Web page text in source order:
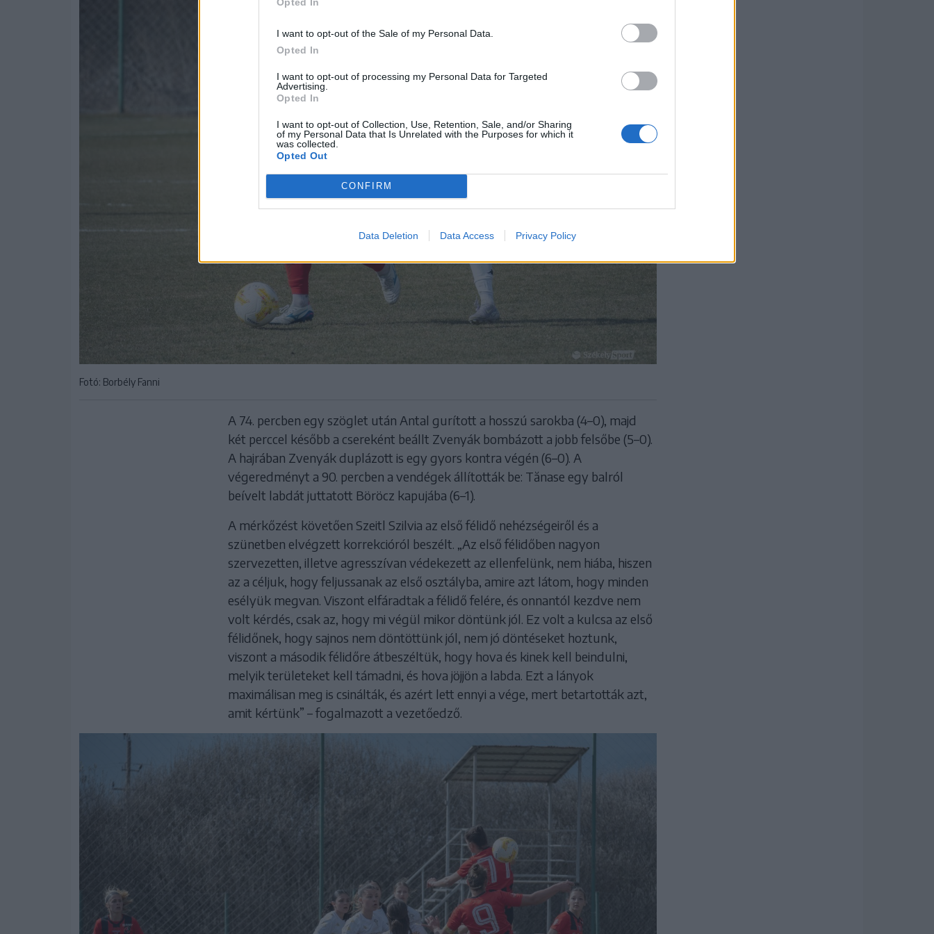
I want to opt-out of the Sale of my Personal Data.
Opted In
I want to opt-out of processing my Personal Data for Targeted
Advertising.
Opted In
I want to opt-out of Collection, Use, Retention, Sale, and/or Sharing
of my Personal Data that Is Unrelated with the Purposes for which it
was collected.
Opted Out
CONFIRM
Data Deletion Data Access Privacy Policy
Fotó: Borbély Fanni
A 74. percben egy szöglet után Antal gurított a hosszú sarokba (4–0), majd
két perccel később a csereként beállt Zvenyák bombázott a jobb felsőbe (5–0).
A hajrában Zvenyák duplázott is egy gyors kontra végén (6–0). A
végeredményt a 90. percben a vendégek állították be: Tănase egy balról
beívelt labdát juttatott Böröcz kapujába (6–1).
A mérkőzést követően Szeitl Szilvia az első félidő nehézségeiről és a
szünetben elvégzett korrekcióról beszélt. „Az első félidőben nagyon
szervezetten, illetve agresszívan védekezett az ellenfelünk, nem hiába, hiszen
az a céljuk, hogy feljussanak az első osztályba, amire azt látom, hogy minden
esélyük megvan. Viszont elfáradtak a félidő felére, és onnantól kezdve nem
volt kérdés, csak az, hogy mi végül mikor döntünk jól. Ez volt a kulcsa az első
félidőnek, hogy sajnos nem döntöttünk jól, nem jó döntéseket hoztunk,
viszont a második félidőre átbeszéltük, hogy hova és kinek kell beindulni,
melyik területeket kell támadni, és hova jöjjön a labda. Ezt a lányok
maximálisan meg is csinálták, és azért lett ennyi a vége, mert betartották azt,
amit kértünk” – fogalmazott a vezetőedző.